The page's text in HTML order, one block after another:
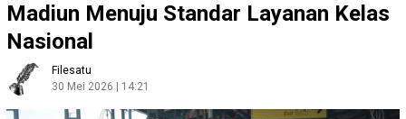
Madiun Menuju Standar Layanan Kelas
Nasional
Filesatu
30 Mei 2026 | 14:21